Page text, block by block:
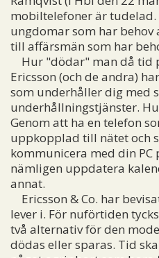
mobiltelefoner är
ungdomar som har
till affärsmän som har
Hur "dödar" man då tid
Ericsson (och de andra)
som underhåller dig med
underhållningstjänster.
Genom att ha en telefon
uppkopplad till nätet och
kommunicera med din PC
nämligen uppdatera
annat.
Ericsson & Co. har
lever i. För nuförtiden
två alternativ för den
dödas eller sparas. Tid